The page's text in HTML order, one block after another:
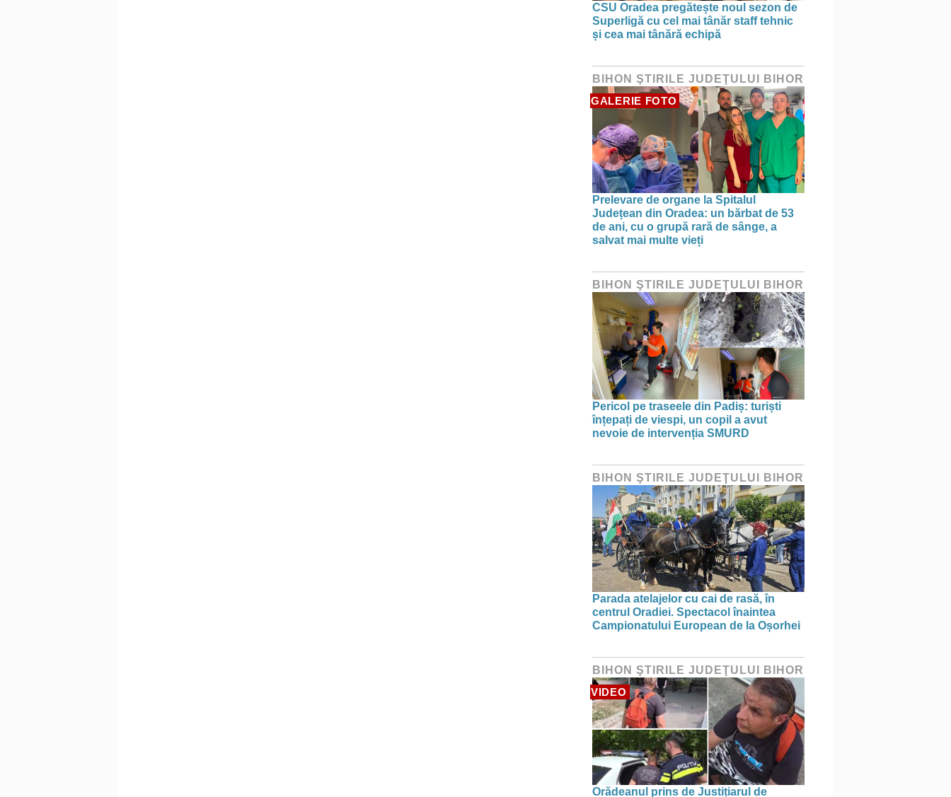
CSU Oradea pregătește noul sezon de
Superligă cu cel mai tânăr staff tehnic
și cea mai tânără echipă
BIHON ŞTIRILE JUDEŢULUI BIHOR
GALERIE FOTO
Prelevare de organe la Spitalul
Județean din Oradea: un bărbat de 53
de ani, cu o grupă rară de sânge, a
salvat mai multe vieți
BIHON ŞTIRILE JUDEŢULUI BIHOR
Pericol pe traseele din Padiș: turiști
înțepați de viespi, un copil a avut
nevoie de intervenția SMURD
BIHON ŞTIRILE JUDEŢULUI BIHOR
Parada atelajelor cu cai de rasă, în
centrul Oradiei. Spectacol înaintea
Campionatului European de la Oșorhei
BIHON ŞTIRILE JUDEŢULUI BIHOR
VIDEO
Orădeanul prins de Justițiarul de